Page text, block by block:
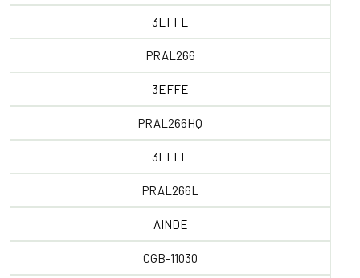
3EFFE
PRAL266
3EFFE
PRAL266HQ
3EFFE
PRAL266L
AINDE
CGB-11030